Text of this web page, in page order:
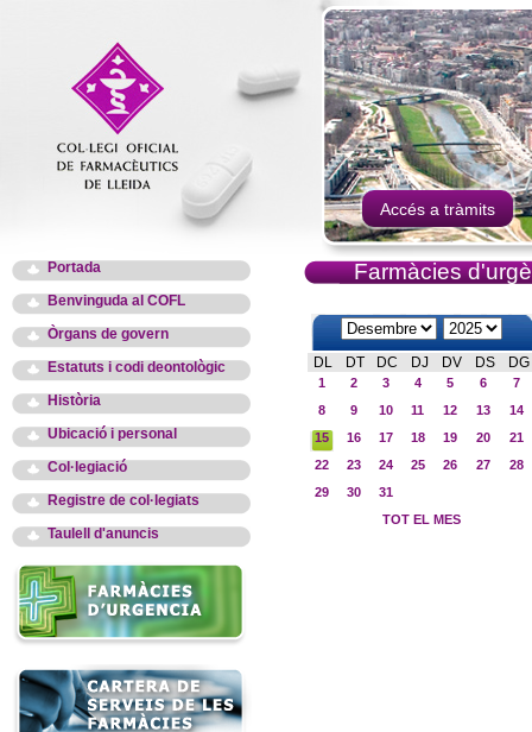
Accés a tràmits
Portada
Benvinguda al COFL
Òrgans de govern
Estatuts i codi deontològic
Història
Ubicació i personal
Col·legiació
Registre de col·legiats
Taulell d'anuncis
Farmàcies
DL DT DC DJ DV DS DG
1 2 3 4 5 6
7
8
9 10 11 12 13
14
15
16 17 18 19 20
21
22
23 24 25 26 27
28
29
30
31
TOT EL MES